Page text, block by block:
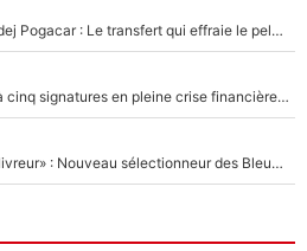
Paul Seixas chez UAE avec Tadej Pogacar : Le transfert qui effraie le peloton, «c’est la pire des choses qui puisse arriver»
Grégory Lorenzi doit renoncer à cinq signatures en pleine crise financière : L’IA propose sept noms à l’OM pour un mercato réussi... à seulement 5M€ !
«Plus grand, je ferai chauffeur-livreur» : Nouveau sélectionneur des Bleus, Zinédine Zidane s’était imaginé un avenir très différent lorsqu'il était enfant